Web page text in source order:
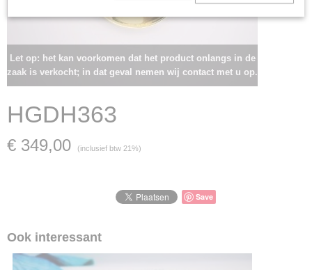
Let op: het kan voorkomen dat het product onlangs in de
zaak is verkocht; in dat geval nemen wij contact met u op.
HGDH363
€ 349,00 (inclusief btw 21%)
Save
Ook interessant